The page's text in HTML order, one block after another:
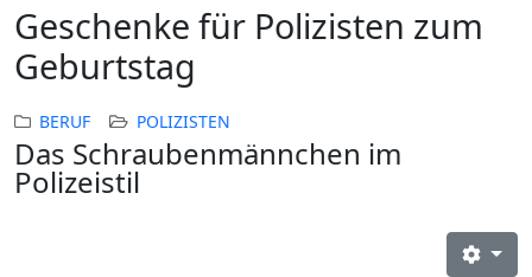
Geschenke für Polizisten zum
Geburtstag
BERUF POLIZISTEN
Das Schraubenmännchen im
Polizeistil